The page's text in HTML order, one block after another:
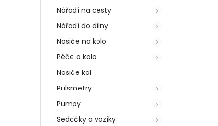
Nářadí na cesty
Nářadí do dílny
Nosiče na kolo
Péče o kolo
Nosiče kol
Pulsmetry
Pumpy
Sedačky a vozíky